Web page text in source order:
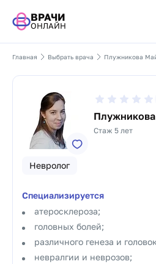
ВРАЧИ
ОНЛАЙН
Главная Выбрать врача Плужникова
Стаж 5 лет
Невролог
Специализируется
атеросклероза;
головных болей;
различного генеза и
невралгии и неврозов;